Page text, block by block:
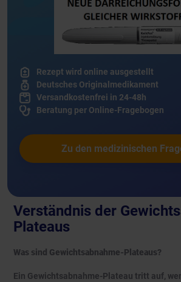
Verständnis der
Plateaus
Was sind Gewichtsabnahme-Plateaus?
Ein Gewichtsabnahme-Plateau tritt auf,
Rezept wird online ausgestellt
Deutsches Originalmedikament
Versandkostenfrei in 24-48h
Beratung per Online-Fragebogen
Zu den medizinischen